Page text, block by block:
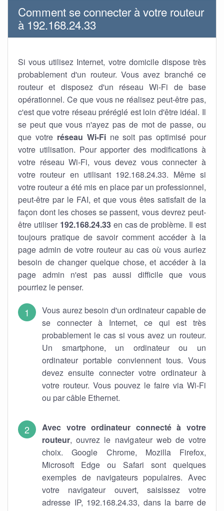
Comment se connecter à votre routeur
à 192.168.24.33
Si vous utilisez Internet, votre domicile dispose très
probablement d'un routeur. Vous avez branché ce
routeur et disposez d'un réseau Wi-Fi de base
opérationnel. Ce que vous ne réalisez peut-être pas,
c'est que votre réseau préréglé est loin d'être idéal. Il
se peut que vous n'ayez pas de mot de passe, ou
que votre réseau Wi-Fine soit pas optimisé pour
votre utilisation. Pour apporter des modifications à
votre réseau Wi-Fi, vous devez vous connecter à
votre routeur en utilisant 192.168.24.33. Même si
votre routeur a été mis en place par un professionnel,
peut-être par le FAI, et que vous êtes satisfait de la
façon dont les choses se passent, vous devrez peut-
être utiliser 192.168.24.33en cas de problème. Il est
toujours pratique de savoir comment accéder à la
page admin de votre routeur au cas où vous auriez
besoin de changer quelque chose, et accéder à la
page admin n'est pas aussi difficile que vous
pourriez le penser.
Vous aurez besoin d'un ordinateur capable de
se connecter à Internet, ce qui est très
probablement le cas si vous avez un routeur.
Un smartphone, un ordinateur ou un
ordinateur portable conviennent tous. Vous
devez ensuite connecter votre ordinateur à
votre routeur. Vous pouvez le faire via Wi-Fi
ou par câble Ethernet.
Avec votre ordinateur connecté à votre
routeur, ouvrez le navigateur web de votre
choix. Google Chrome, Mozilla Firefox,
Microsoft Edge ou Safari sont quelques
exemples de navigateurs populaires. Avec
votre navigateur ouvert, saisissez votre
adresse IP, 192.168.24.33, dans la barre de